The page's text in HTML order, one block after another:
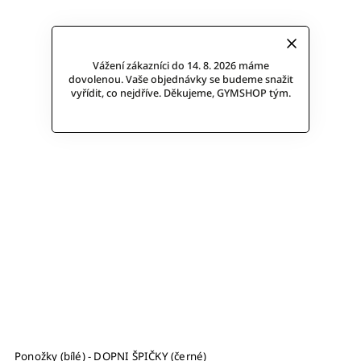
Vážení zákazníci do 14. 8. 2026 máme
dovolenou. Vaše objednávky se budeme snažit
vyřídit, co nejdříve. Děkujeme, GYMSHOP tým.
Ponožky (bílé) - DOPNI ŠPIČKY (černé)